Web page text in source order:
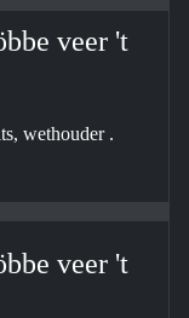
veer 't
wethouder .
veer 't